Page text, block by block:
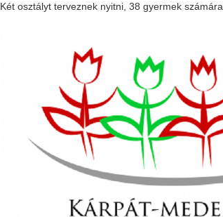
Két osztályt terveznek nyitni, 38 gyermek számára.